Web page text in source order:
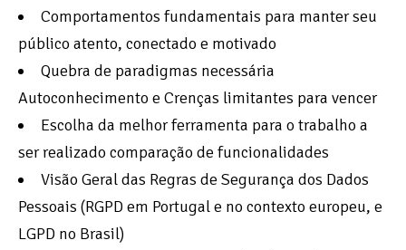
Comportamentos fundamentais para manter seu
público atento, conectado e motivado
Quebra de paradigmas necessária
Autoconhecimento e Crenças limitantes para vencer
Escolha da melhor ferramenta para o trabalho a
ser realizado comparação de funcionalidades
Visão Geral das Regras de Segurança dos Dados
Pessoais (RGPD em Portugal e no contexto europeu, e
LGPD no Brasil)